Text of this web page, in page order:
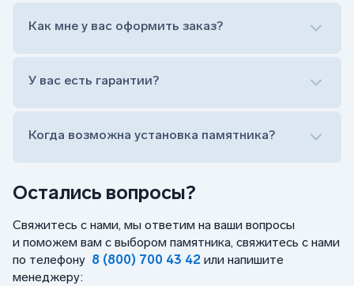
Остались вопросы?
Свяжитесь с нами, мы ответим на ваши вопросы
и поможем вам с выбором памятника, свяжитесь с нами
по телефону 8 (800) 700 43 42 или напишите
менеджеру:
Оформить заказ удаленно (online)
Заказать бесплатный выезд менеджера на дом
Оформить заказ удаленно (online)
Заказать бесплатный выезд менеджера на дом
Как мне у вас оформить заказ?
У вас есть гарантии?
Когда возможна установка памятника?